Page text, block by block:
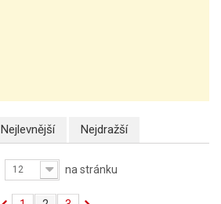
Nejlevnější Nejdražší
12 na stránku